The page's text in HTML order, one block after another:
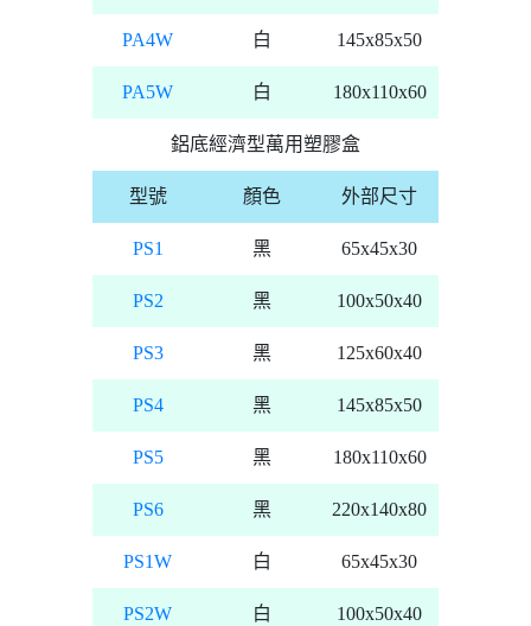
PA4W 白 145x85x50
PA5W 白 180x110x60
鋁底經濟型萬用塑膠盒
型號 顏色 外部尺寸
PS1 黑 65x45x30
PS2 黑 100x50x40
PS3 黑 125x60x40
PS4 黑 145x85x50
PS5 黑 180x110x60
PS6 黑 220x140x80
PS1W 白 65x45x30
PS2W 白 100x50x40